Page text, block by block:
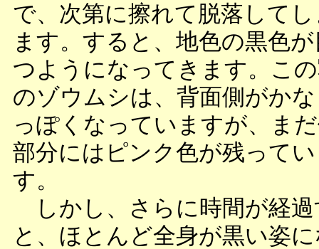
で、次第に擦れて脱落して
ます。すると、地色の黒色
つようになってきます。こ
のゾウムシは、背面側がか
っぽくなっていますが、ま
部分にはピンク色が残って
す。
しかし、さらに時間が経過
と、ほとんど全身が黒い姿